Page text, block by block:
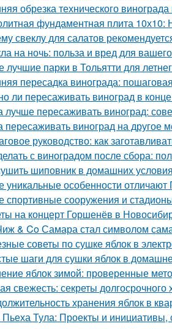
обрезка технического
фундаментная плита 10х10:
свеклу для салатов
на ночь: польза и вред для
лучшие парки в Тольятти для
пересадка винограда:
ли пересаживать виноград в
лучше пересаживать виноград:
пересаживать виноград на другое
руководство: как
с виноградом после сбора:
шиповник в домашних
уникальные особенности отличают
спортивные сооружения и
на концерт Горшенёв в
& Co Самара стал символом
советы по сушке яблок в
шаги для сушки яблок в
яблок зимой: проверенные
свежесть: секреты долгосрочного
хранения яблок в
Тула: Проекты и инициативы,